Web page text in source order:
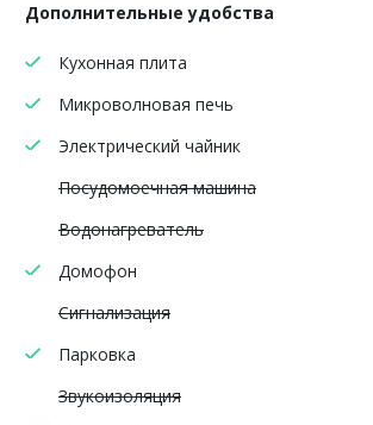
Дополнительные удобства
Кухонная плита
Микроволновая печь
Электрический чайник
Посудомоечная машина
Водонагреватель
Домофон
Сигнализация
Парковка
Звукоизоляция